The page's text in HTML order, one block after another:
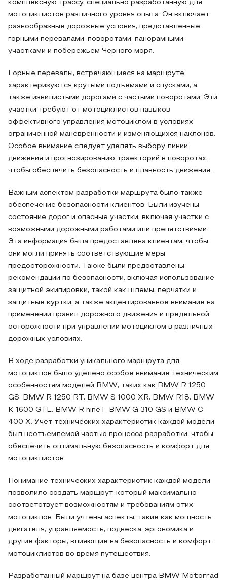
комплексную трассу, специально разработанную для
мотоциклистов различного уровня опыта. Он включает
разнообразные дорожные условия, представленные
горными перевалами, поворотами, панорамными
участками и побережьем Черного моря.
Горные перевалы, встречающиеся на маршруте,
характеризуются крутыми подъемами и спусками, а
также извилистыми дорогами с частыми поворотами. Эти
участки требуют от мотоциклистов навыков
эффективного управления мотоциклом в условиях
ограниченной маневренности и изменяющихся наклонов.
Особое внимание следует уделять выбору линии
движения и прогнозированию траекторий в поворотах,
чтобы обеспечить безопасность и плавность движения.
Важным аспектом разработки маршрута было также
обеспечение безопасности клиентов. Были изучены
состояние дорог и опасные участки, включая участки с
возможными дорожными работами или препятствиями.
Эта информация была предоставлена клиентам, чтобы
они могли принять соответствующие меры
предосторожности. Также были предоставлены
рекомендации по безопасности, включая использование
защитной экипировки, такой как шлемы, перчатки и
защитные куртки, а также акцентированное внимание на
применении правил дорожного движения и предельной
осторожности при управлении мотоциклом в различных
дорожных условиях.
В ходе разработки уникального маршрута для
мотоциклов было уделено особое внимание техническим
особенностям моделей BMW, таких как BMW R 1250
GS, BMW R 1250 RT, BMW S 1000 XR, BMW R18, BMW
K 1600 GTL, BMW R nineT, BMW G 310 GS и BMW C
400 X. Учет технических характеристик каждой модели
был неотъемлемой частью процесса разработки, чтобы
обеспечить оптимальную безопасность и комфорт для
мотоциклистов.
Понимание технических характеристик каждой модели
позволило создать маршрут, который максимально
соответствует возможностям и требованиям этих
мотоциклов. Были учтены аспекты, такие как мощность
двигателя, управляемость, подвеска, эргономика и
другие факторы, влияющие на безопасность и комфорт
мотоциклистов во время путешествия.
Разработанный маршрут на базе центра BMW Motorrad